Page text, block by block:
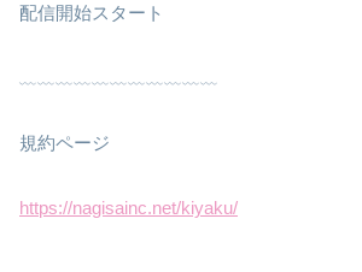
配信開始スタート
﹏﹏﹏﹏﹏﹏﹏﹏﹏﹏﹏
規約ページ
https://nagisainc.net/kiyaku/